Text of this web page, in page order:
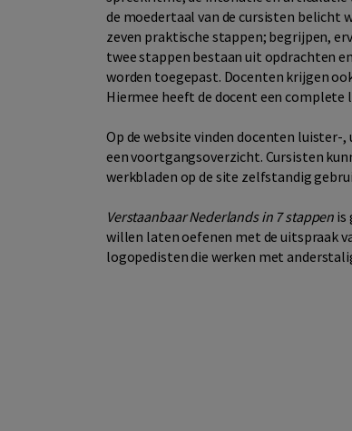
de moedertaal van de cursisten belicht
zeven praktische stappen; begrijpen,
twee stappen bestaan uit opdrachten
worden toegepast. Docenten krijgen
Hiermee heeft de docent een complete
Op de website vinden docenten
een voortgangsoverzicht. Cursisten
werkbladen op de site zelfstandig
Verstaanbaar Nederlands in 7 stappen is
willen laten oefenen met de uitspraak
logopedisten die werken met